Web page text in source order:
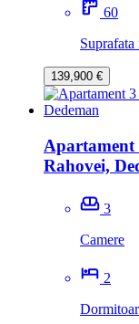
60
Suprafata
139,900 €
Apartament
Rahovei,
3
Camere
2